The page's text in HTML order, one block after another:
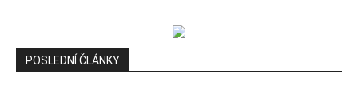
POSLEDNÍ ČLÁNKY